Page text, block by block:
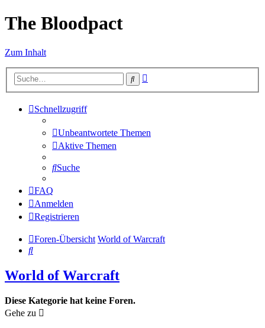
The Bloodpact
Zum Inhalt
Suche
Schnellzugriff
Unbeantwortete Themen
Aktive Themen
Suche
FAQ
Anmelden
Registrieren
Foren-Übersicht World of Warcraft
Suche
World of Warcraft
Diese Kategorie hat keine Foren.
Gehe zu